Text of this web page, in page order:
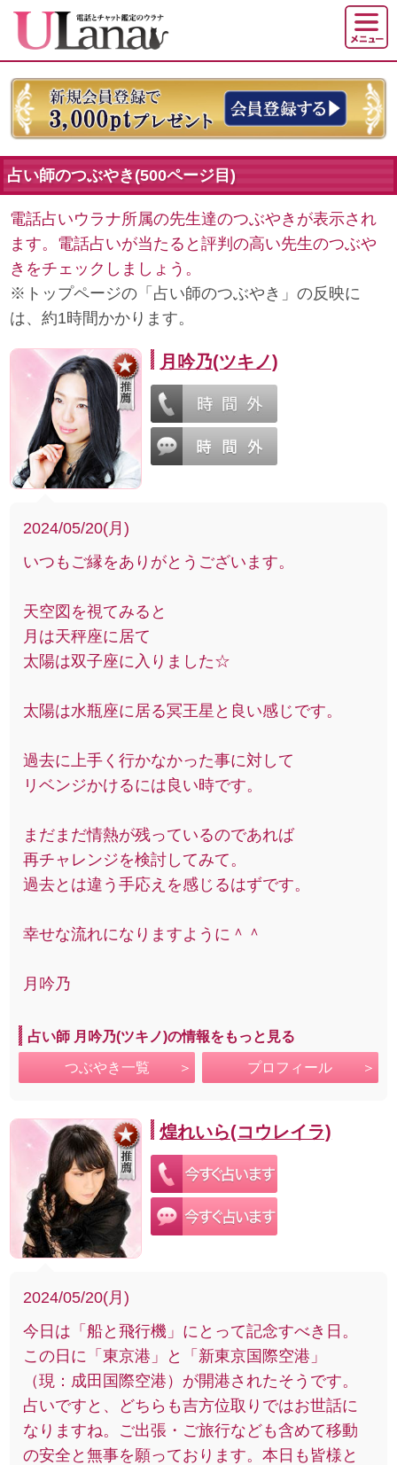
占い師のつぶやき(500ページ目)
電話占いウラナ所属の先生達のつぶやきが表示され
ます。電話占いが当たると評判の高い先生のつぶや
きをチェックしましょう。
※トップページの「占い師のつぶやき」の反映に
は、約1時間かかります。
月吟乃(ツキノ)
2024/05/20(月)
いつもご縁をありがとうございます。
天空図を視てみると
月は天秤座に居て
太陽は双子座に入りました☆
太陽は水瓶座に居る冥王星と良い感じです。
過去に上手く行かなかった事に対して
リベンジかけるには良い時です。
まだまだ情熱が残っているのであれば
再チャレンジを検討してみて。
過去とは違う手応えを感じるはずです。
幸せな流れになりますように＾＾
月吟乃
占い師 月吟乃(ツキノ)の情報をもっと見る
つぶやき一覧 プロフィール
煌れいら(コウレイラ)
2024/05/20(月)
今日は「船と飛行機」にとって記念すべき日。
この日に「東京港」と「新東京国際空港」
（現：成田国際空港）が開港されたそうです。
占いですと、どちらも吉方位取りではお世話に
なりますね。ご出張・ご旅行なども含めて移動
の安全と無事を願っております。本日も皆様と